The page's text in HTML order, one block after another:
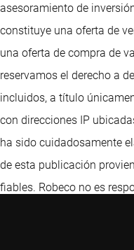
asesoramiento de
constituye una oferta de
una oferta de compra de
reservamos el derecho a
incluidos, a título
con direcciones IP
ha sido cuidadosamente
de esta publicación
fiables. Robeco no es